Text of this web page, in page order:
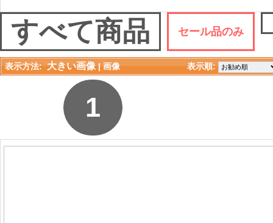
すべて商品 セール品のみ
表示方法: 大きい画像 | 画像 表示順:
1